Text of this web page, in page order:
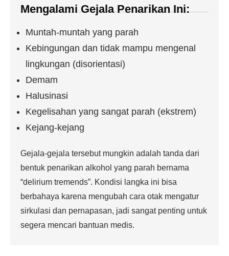
Mengalami Gejala Penarikan Ini:
Muntah-muntah yang parah
Kebingungan dan tidak mampu mengenal
lingkungan (disorientasi)
Demam
Halusinasi
Kegelisahan yang sangat parah (ekstrem)
Kejang-kejang
Gejala-gejala tersebut mungkin adalah tanda dari
bentuk penarikan alkohol yang parah bernama
“delirium tremends”. Kondisi langka ini bisa
berbahaya karena mengubah cara otak mengatur
sirkulasi dan pernapasan, jadi sangat penting untuk
segera mencari bantuan medis.